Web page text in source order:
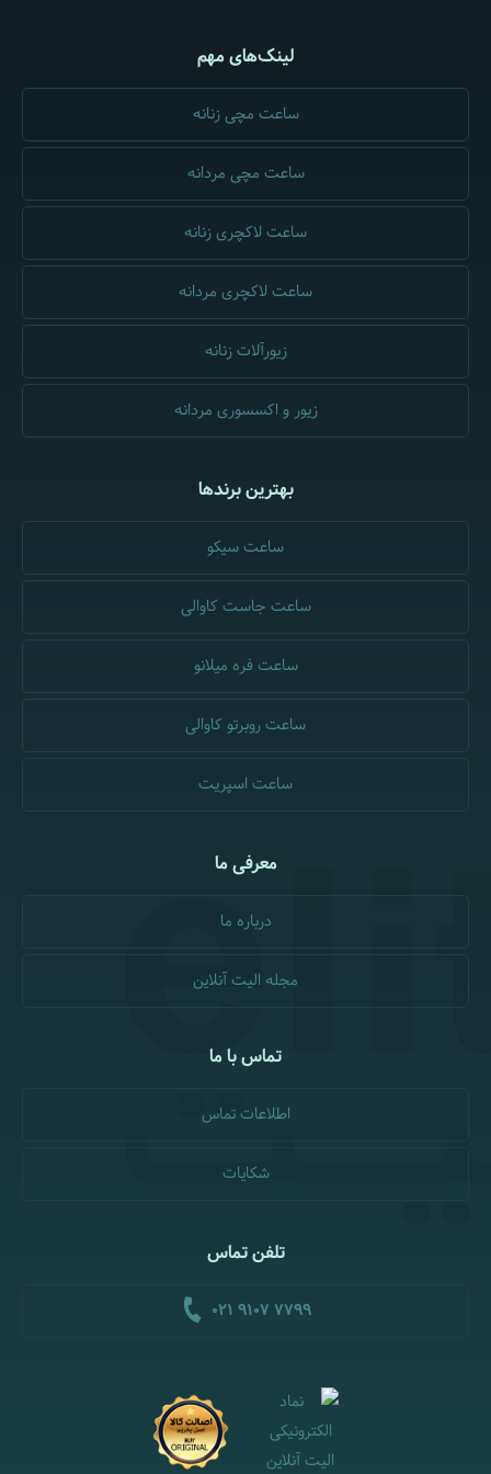
لینک‌های مهم
ساعت مچی زنانه
ساعت مچی مردانه
ساعت لاکچری زنانه
ساعت لاکچری مردانه
زیورآلات زنانه
زیور و اکسسوری مردانه
بهترین برندها
ساعت سیکو
ساعت جاست کاوالی
ساعت فره میلانو
ساعت روبرتو کاوالی
ساعت اسپریت
معرفی ما
درباره ما
مجله الیت آنلاین
تماس با ما
اطلاعات تماس
شکایات
تلفن تماس
021 9107 7799